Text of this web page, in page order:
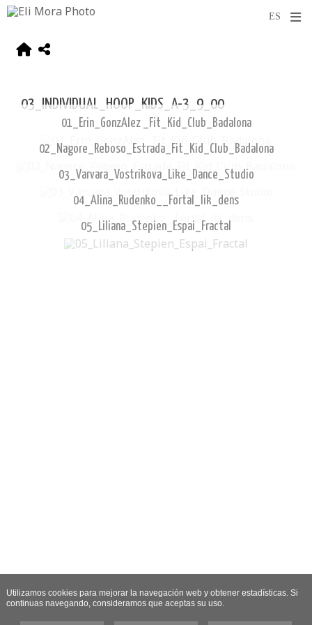
03_INDIVIDUAL_HOOP_KIDS_A-3_9_00
01_Erin_GonzAlez _Fit_Kid_Club_Badalona
02_Nagore_Reboso_Estrada_Fit_Kid_Club_Badalona
03_Varvara_Vostrikova_Like_Dance_Studio
04_Alina_Rudenko__Fortal_lik_dens
05_Liliana_Stepien_Espai_Fractal
Utilizamos cookies para mejorar la navegación web y obtener estadísticas. Si
continuas navegando, consideramos que aceptas su uso.